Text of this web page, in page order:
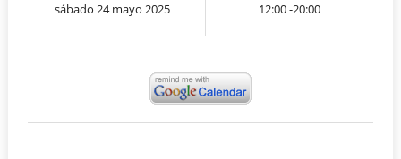
sábado 24 mayo 2025 12:00 -20:00